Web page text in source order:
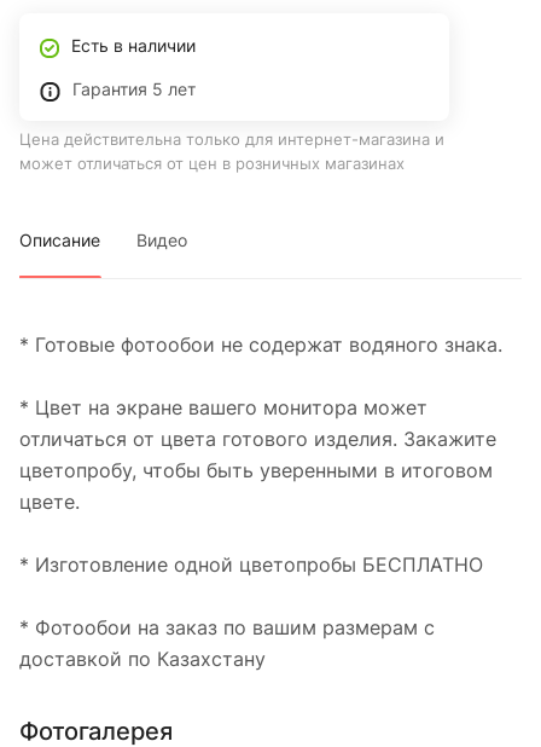
Есть в наличии
Гарантия 5 лет
Цена действительна только для интернет-магазина и
может отличаться от цен в розничных магазинах
Описание Видео
* Готовые фотообои не содержат водяного знака.
* Цвет на экране вашего монитора может
отличаться от цвета готового изделия. Закажите
цветопробу, чтобы быть уверенными в итоговом
цвете.
* Изготовление одной цветопробы БЕСПЛАТНО
* Фотообои на заказ по вашим размерам с
доставкой по Казахстану
Фотогалерея